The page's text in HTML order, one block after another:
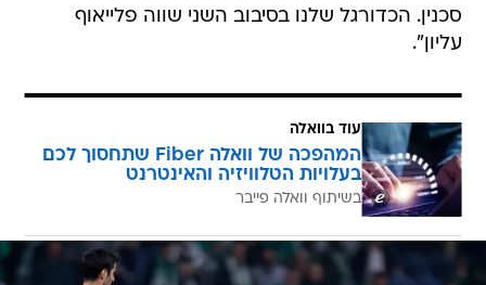
סכנין. הכדורגל שלנו בסיבוב השני שווה פלייאוף
עליון".
עוד בוואלה
המהפכה של וואלה Fiber שתחסוך לכם
בעלויות הטלוויזיה והאינטרנט
בשיתוף וואלה פייבר